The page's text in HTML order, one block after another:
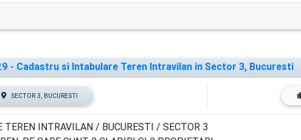
- Cadastru si Intabulare Teren Intravilan in Sector 3, Bucuresti
SECTOR 3, BUCURESTI
TEREN INTRAVILAN / BUCURESTI / SECTOR 3